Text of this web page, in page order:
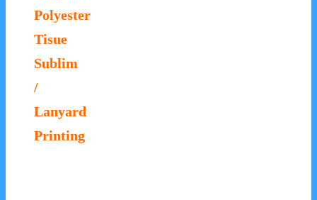
Polyester
Tisue
Sublim
/
Lanyard
Printing